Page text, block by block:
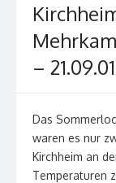
–
Das
waren es nur
Kirchheim an
Temperaturen